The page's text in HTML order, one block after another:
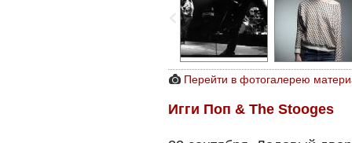
Перейти в фотогалерею
Игги Поп & The Stooges